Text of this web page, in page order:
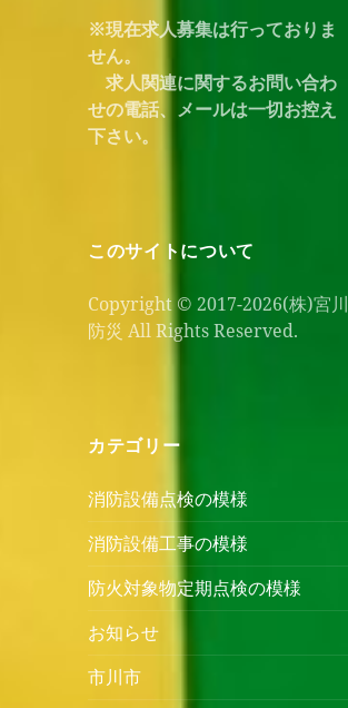
※現在求人募集は行っておりま
せん。
求人関連に関するお問い合わ
せの電話、メールは一切お控え
下さい。
このサイトについて
Copyright © 2017-2026(株)宮川
防災 All Rights Reserved.
カテゴリー
消防設備点検の模様
消防設備工事の模様
防火対象物定期点検の模様
お知らせ
市川市